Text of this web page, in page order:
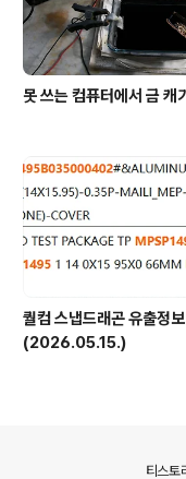
못 쓰는 컴퓨터에서 금 캐
퀄컴 스냅드래곤 유출정
(2026.05.15.)
티스토